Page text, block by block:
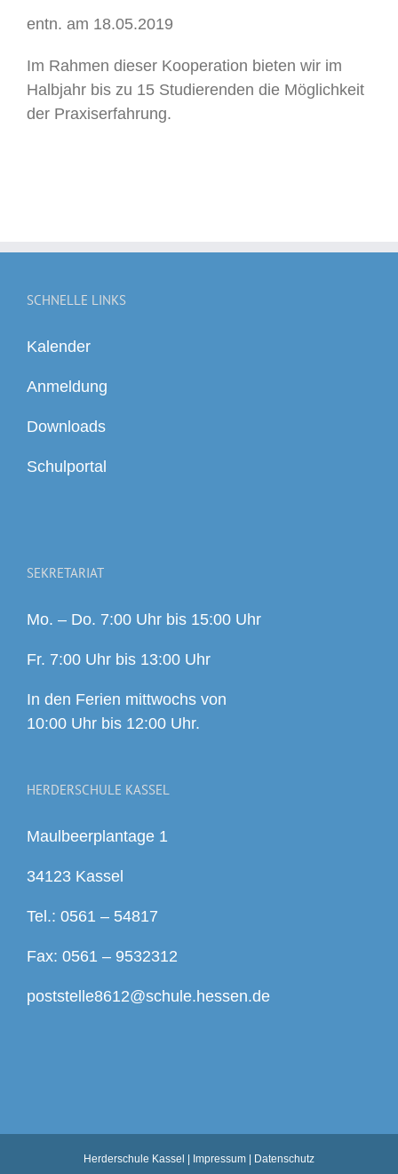
entn. am 18.05.2019
Im Rahmen dieser Kooperation bieten wir im
Halbjahr bis zu 15 Studierenden die Möglichkeit
der Praxiserfahrung.
SCHNELLE LINKS
Kalender
Anmeldung
Downloads
Schulportal
SEKRETARIAT
Mo. – Do. 7:00 Uhr bis 15:00 Uhr
Fr. 7:00 Uhr bis 13:00 Uhr
In den Ferien mittwochs von
10:00 Uhr bis 12:00 Uhr.
HERDERSCHULE KASSEL
Maulbeerplantage 1
34123 Kassel
Tel.: 0561 – 54817
Fax: 0561 – 9532312
poststelle8612@schule.hessen.de
Herderschule Kassel | Impressum | Datenschutz